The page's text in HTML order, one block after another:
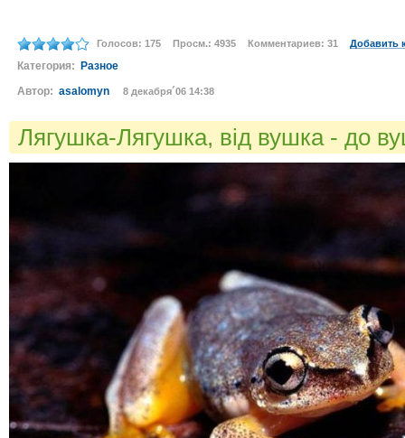
Голосов: 175 Просм.: 4935 Комментариев: 31 Добавить
Категория:
Разное
Автор: asalomyn 8 декабря´06 14:38
Лягушка-Лягушка, від вушка - до